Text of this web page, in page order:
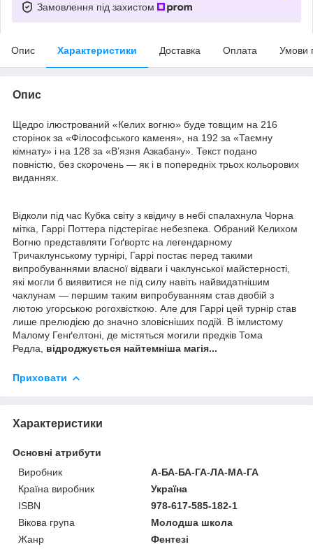
Замовлення під захистом
Опис Характеристики Доставка Оплата Умови
Опис
Щедро ілюстрований «Келих вогню» буде товщим на 216
сторінок за «Філософського каменя», на 192 за «Таємну
кімнату» і на 128 за «В’язня Азкабану». Текст подано
повністю, без скорочень — як і в попередніх трьох кольорових
виданнях.
Відколи під час Кубка світу з квідичу в небі спалахнула Чорна
мітка, Гаррі Поттера підстерігає небезпека. Обраний Келихом
Вогню представляти Гоґвортс на легендарному
Тричаклунському турнірі, Гаррі постає перед такими
випробуваннями власної відваги і чаклунської майстерності,
які могли б виявитися не під силу навіть найвидатнішим
чаклунам — першим таким випробуванням став двобій з
лютою угорською рогохвісткою. Але для Гаррі цей турнір став
лише прелюдією до значно зловісніших подій. В імлистому
Малому Генґелтоні, де містяться могили предків Тома
Редла, відроджується найтемніша магія...
Приховати
Характеристики
Основні атрибути
Виробник
А-БА-БА-ГА-ЛА-МА-ГА
Країна виробник
Україна
ISBN
978-617-585-182-1
Вікова група
Молодша школа
Жанр
Фентезі